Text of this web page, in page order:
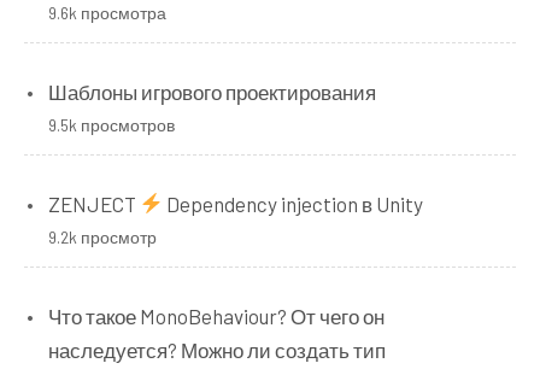
9.6k просмотра
Шаблоны игрового проектирования
9.5k просмотров
ZENJECT Dependency injection в Unity
9.2k просмотр
Что такое MonoBehaviour? От чего он
наследуется? Можно ли создать тип